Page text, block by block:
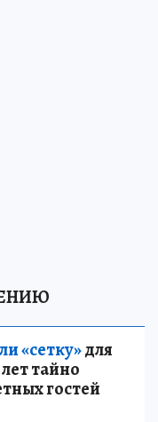
«сетку»для
тайно
гостей